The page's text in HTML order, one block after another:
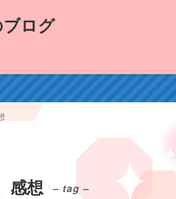
ログ
感想 – tag –